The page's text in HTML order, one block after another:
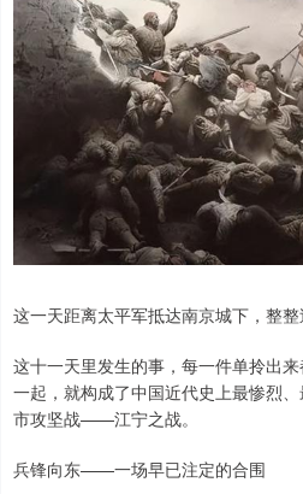
这一天距离太平军抵达南京城下，整整
这十一天里发生的事，每一件单拎出
一起，就构成了中国近代史上最惨烈
市攻坚战——江宁之战。
兵锋向东——一场早已注定的合围